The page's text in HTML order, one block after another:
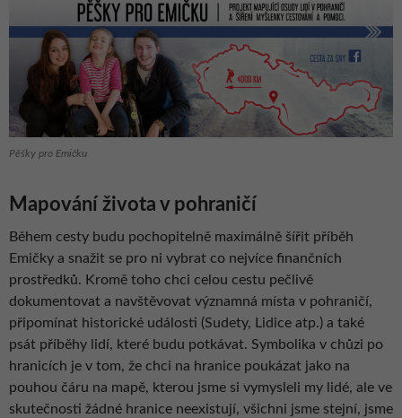
Pěšky pro Emičku
Mapování života v pohraničí
Během cesty budu pochopitelně maximálně šířit příběh
Emičky a snažit se pro ni vybrat co nejvíce finančních
prostředků. Kromě toho chci celou cestu pečlivě
dokumentovat a navštěvovat významná místa v pohraničí,
připomínat historické události (Sudety, Lidice atp.) a také
psát příběhy lidí, které budu potkávat. Symbolika v chůzi po
hranicích je v tom, že chci na hranice poukázat jako na
pouhou čáru na mapě, kterou jsme si vymysleli my lidé, ale ve
skutečnosti žádné hranice neexistují, všichni jsme stejní, jsme